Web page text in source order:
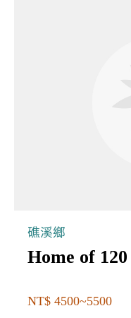
礁溪鄉
Home of 120
NT$ 4500~5500